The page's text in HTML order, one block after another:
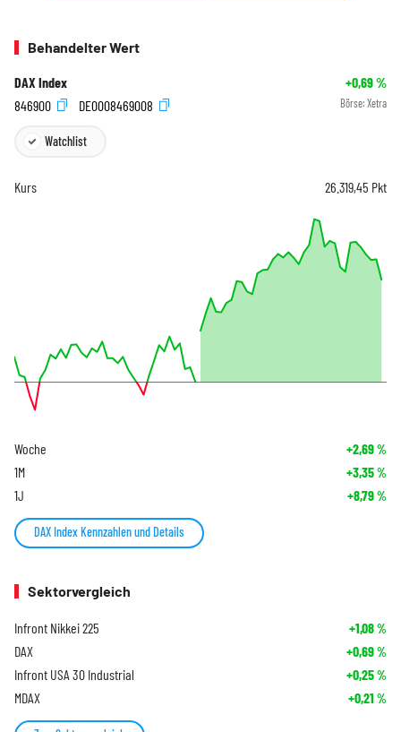
Behandelter Wert
DAX Index +0,69%
846900
DE0008469008 Börse: Xetra
Watchlist
Kurs 26.319,45 Pkt
Woche +2,69%
1M +3,35%
1J +8,79%
DAX Index Kennzahlen und Details
Sektorvergleich
Infront Nikkei 225 +1,08%
DAX +0,69%
Infront USA 30 Industrial +0,25%
MDAX +0,21 %